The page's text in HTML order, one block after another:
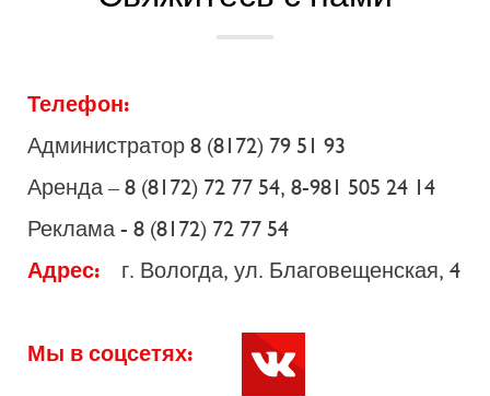
Телефон:
Администратор 8 (8172) 79 51 93
Аренда – 8 (8172) 72 77 54, 8-981 505 24 14
Реклама - 8 (8172) 72 77 54
Адрес:
г. Вологда, ул. Благовещенская, 4
Мы в соцсетях: